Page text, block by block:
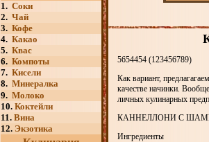
1. Соки
2. Чай
3. Кофе
4. Какао
5. Квас
6. Компоты
7. Кисели
8. Минералка
9. Молоко
10. Коктейли
11. Вина
12. Экзотика
5654454 (123456789)
Как вариант,
качестве начинки.
личных кулинарных
КАННЕЛЛОНИ С
Ингредиенты